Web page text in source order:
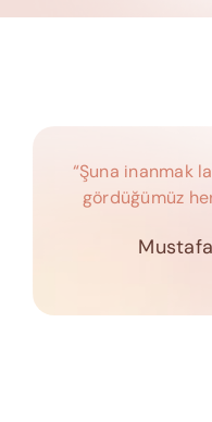
“Şuna inanmak
gördüğümüz